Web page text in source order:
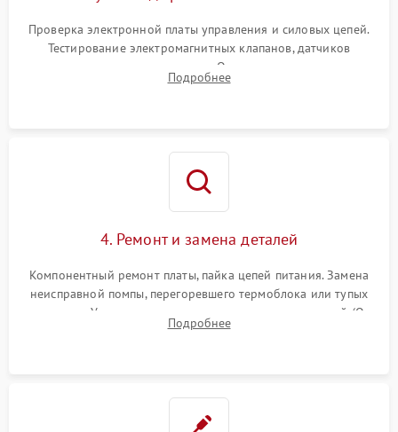
Проверка электронной платы управления и силовых цепей.
Тестирование электромагнитных клапанов, датчиков
температуры и расходомера. Оценка степени износа
жерновов кофемолки, уплотнительных колец гидросистемы
Подробнее
4. Ремонт и замена деталей
Компонентный ремонт платы, пайка цепей питания. Замена
неисправной помпы, перегоревшего термоблока или тупых
жерновов. Установка новых силиконовых уплотнителей (O-
ring) и тефлоновых трубок для надежного устранения
Подробнее